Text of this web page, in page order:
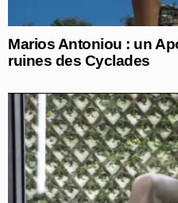
Marios Antoniou : un
ruines des Cyclades